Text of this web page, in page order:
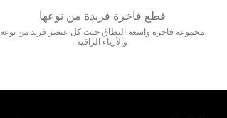
قطع فاخرة فريدة من نوعها
مجموعة فاخرة واسعة النطاق حيث كل عنصر فريد من نوعه
والأزياء الراقية